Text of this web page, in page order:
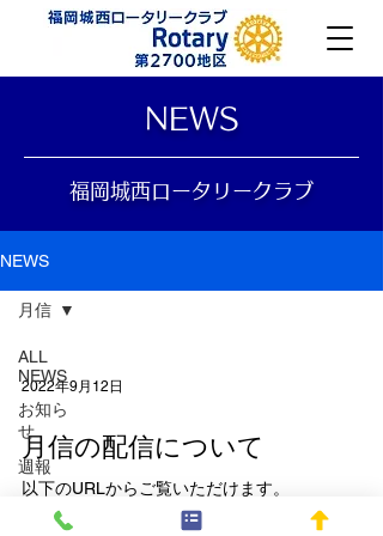
​NEWS
福岡城西ロータリークラブ
NEWS
ALL
NEWS
お知ら
せ
週報
サーク
ル活動
月信
2022年9月12日
月信の配信について
以下のURLからご覧いただけます。
https://2700rid.com/magazine/